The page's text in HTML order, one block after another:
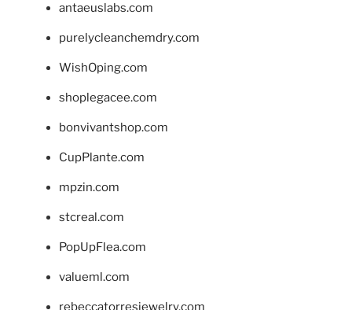
antaeuslabs.com
purelycleanchemdry.com
WishOping.com
shoplegacee.com
bonvivantshop.com
CupPlante.com
mpzin.com
stcreal.com
PopUpFlea.com
valueml.com
rebeccatorresjewelry.com